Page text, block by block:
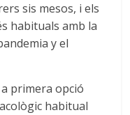
sis mesos, i els
habituals amb la
y el
primera opció
habitual